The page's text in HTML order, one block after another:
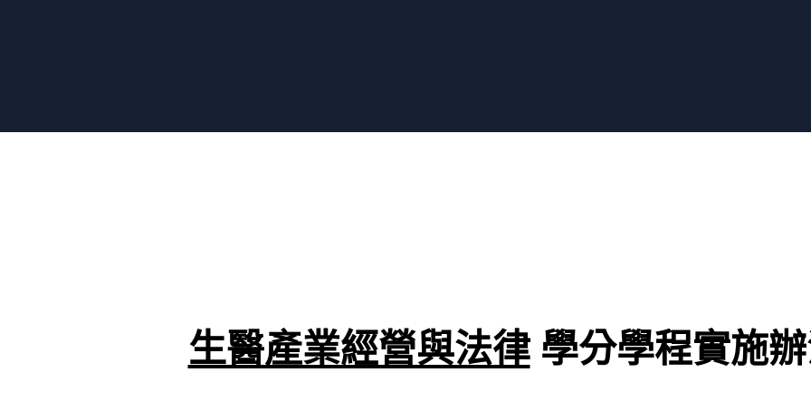
生醫產業經營與法律學分學程實施